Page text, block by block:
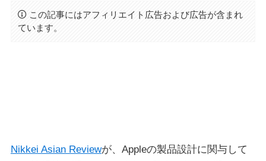
この記事にはアフィリエイト広告および広告が含まれ
ています。
Nikkei Asian Reviewが、Appleの製品設計に関与して